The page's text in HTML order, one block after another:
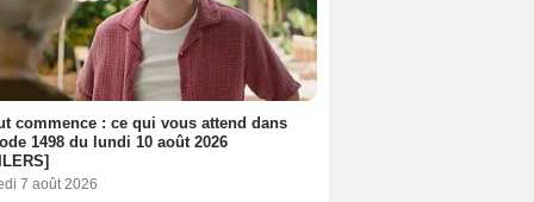
commence : ce qui vous attend dans
1498 du lundi 10 août 2026
7 août 2026